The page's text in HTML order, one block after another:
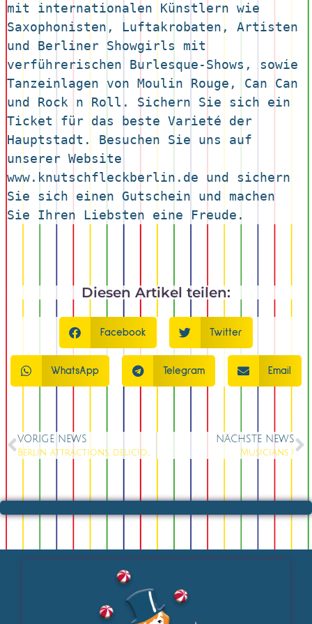
mit internationalen Künstlern wie
Saxophonisten, Luftakrobaten, Artisten
und Berliner Showgirls mit
verführerischen Burlesque-Shows, sowie
Tanzeinlagen von Moulin Rouge, Can Can
und Rock n Roll. Sichern Sie sich ein
Ticket für das beste Varieté der
Hauptstadt. Besuchen Sie uns auf
unserer Website
www.knutschfleckberlin.de und sichern
Sie sich einen Gutschein und machen
Sie Ihren Liebsten eine Freude.
Diesen Artikel teilen:
Facebook Twitter
WhatsApp Telegram Email
VORIGE NEWS
Berlin attractions, delicious food Berlin, cocktails Berlin and Berlin showgirls on the weekend in Berlin in Knutschfleck Berlin
NÄCHSTE NEWS
Musicians !